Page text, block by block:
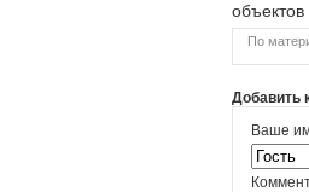
По
Добавить
Ваше